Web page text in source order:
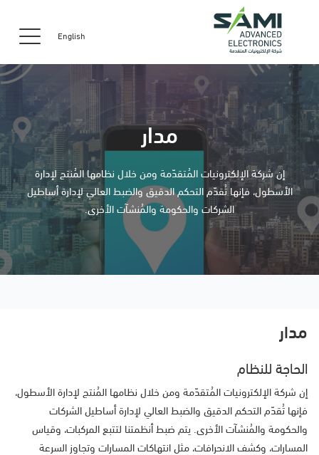
English
مدار
إن شركة الإلكترونيات المُتقدّمة ومن خلال نظامها المُنتج لإدارة
الأسطول، فإنها تُقدّم التحكم الدقيق والضبط العالي لإدارة أساطيل
الشركات والحكومة والمُنشآت الأخرى.
مدار
الحاجة للنظام
إن شركة الإلكترونيات المُتقدّمة ومن خلال نظامها المُنتج لإدارة الأسطول،
فإنها تُقدّم التحكم الدقيق والضبط العالي لإدارة أساطيل الشركات
والحكومة والمُنشآت الأخرى. يتم ضبط أنظمتنا لتتبع المركبات، وقياس
المسارات، وكشف الانحرافات، مثل انتهاكات المسارات وتجاوز السرعة